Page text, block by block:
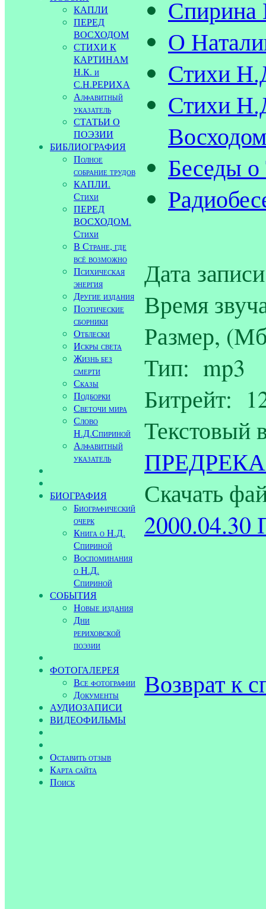
КАПЛИ
ПЕРЕД
ВОСХОДОМ
СТИХИ К
КАРТИНАМ
Н.К. и
С.Н.РЕРИХА
Алфавитный
указатель
СТАТЬИ О
ПОЭЗИИ
БИБЛИОГРАФИЯ
Полное
собрание трудов
КАПЛИ.
Стихи
ПЕРЕД
ВОСХОДОМ.
Стихи
В Стране, где
всё возможно
Психическая
энергия
Другие издания
Поэтические
сборники
Отблески
Искры света
Жизнь без
смерти
Сказы
Подборки
Светочи мира
Слово
Н.Д.Спириной
Алфавитный
указатель
БИОГРАФИЯ
Биографический
очерк
Книга о Н.Д.
Спириной
Воспоминания
о Н.Д.
Спириной
СОБЫТИЯ
Новые издания
Дни
рериховской
поэзии
ФОТОГАЛЕРЕЯ
Все фотографии
Документы
АУДИОЗАПИСИ
ВИДЕОФИЛЬМЫ
Оставить отзыв
Карта сайта
Поиск
Спирина
О
Стихи
Стихи
Беседы
Дата
Время
Размер,
Тип: mp3
Битрейт:
Текстовый
Скачать
2000.04.30
Возврат к